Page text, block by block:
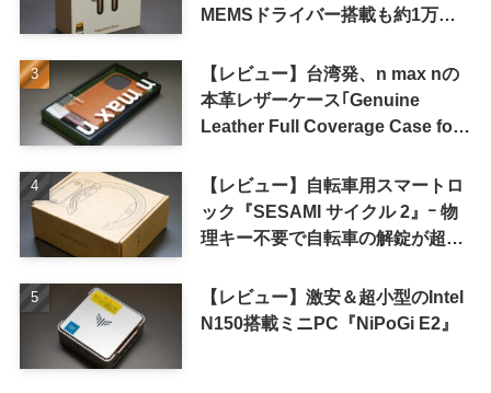
MEMSドライバー搭載も約1万円
【レビュー】台湾発、n max nの
本革レザーケース｢Genuine
Leather Full Coverage Case for
【レビュー】自転車用スマートロ
ック『SESAMI サイクル 2』ｰ 物
理キー不要で自転車の解錠が超簡
【レビュー】激安＆超小型のIntel
N150搭載ミニPC『NiPoGi E2』